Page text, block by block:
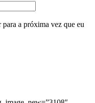
para a próxima vez que eu